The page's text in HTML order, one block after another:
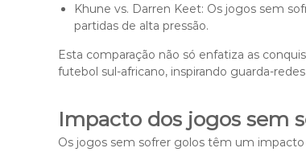
Khune vs. Darren Keet: Os jogos sem
partidas de alta pressão.
Esta comparação não só enfatiza as
futebol sul-africano, inspirando guarda-
Impacto dos jogos sem
Os jogos sem sofrer golos têm um